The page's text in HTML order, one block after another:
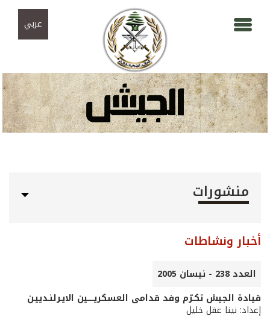
عربي
منشورات
أخبار ونشاطات
العدد 238 - نيسان 2005
قيادة الجيش تكـرّم وفد قدامى العسكريـــــين الايـرلنـدييـن
إعداد: نينا عقل خليل